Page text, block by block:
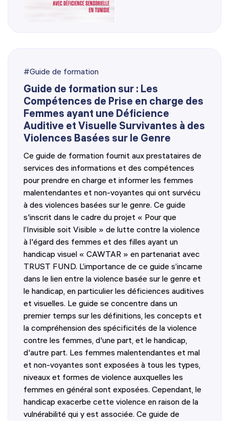
#Guide de formation
Guide de formation sur : Les
Compétences de Prise en charge des
Femmes ayant une Déficience
Auditive et Visuelle Survivantes à des
Violences Basées sur le Genre
Ce guide de formation fournit aux prestataires de
services des informations et des compétences
pour prendre en charge et informer les femmes
malentendantes et non-voyantes qui ont survécu
à des violences basées sur le genre. Ce guide
s'inscrit dans le cadre du projet « Pour que
l’Invisible soit Visible » de lutte contre la violence
à l'égard des femmes et des filles ayant un
handicap visuel « CAWTAR » en partenariat avec
TRUST FUND. L’importance de ce guide s’incarne
dans le lien entre la violence basée sur le genre et
le handicap, en particulier les déficiences auditives
et visuelles. Le guide se concentre dans un
premier temps sur les définitions, les concepts et
la compréhension des spécificités de la violence
contre les femmes, d'une part, et le handicap,
d'autre part. Les femmes malentendantes et mal
et non-voyantes sont exposées à tous les types,
niveaux et formes de violence auxquelles les
femmes en général sont exposées. Cependant, le
handicap exacerbe cette violence en raison de la
vulnérabilité qui y est associée. Ce guide de